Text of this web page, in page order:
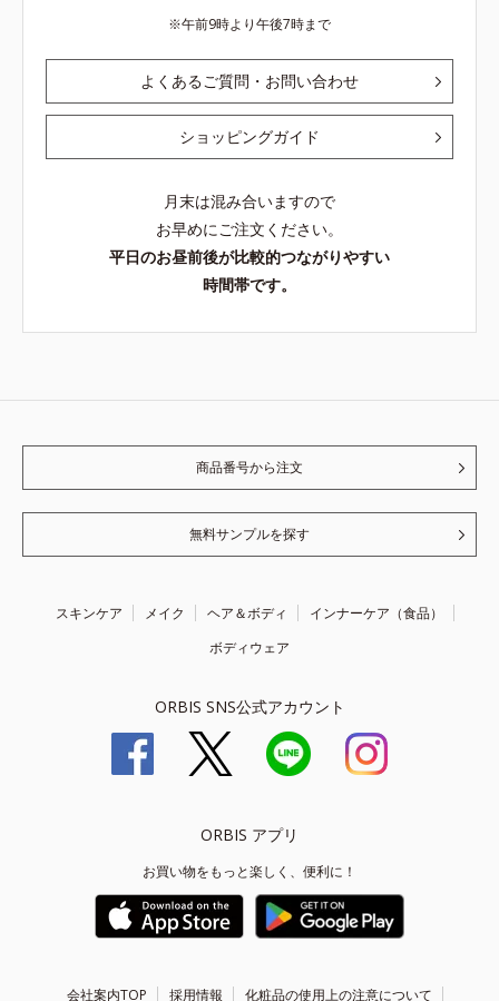
午前9時より午後7時まで
よくあるご質問・お問い合わせ
ショッピングガイド
月末は混み合いますので
お早めにご注文ください。
平日のお昼前後が比較的つながりやすい
時間帯です。
商品番号から注文
無料サンプルを探す
スキンケア メイク ヘア＆ボディ
インナーケア（食品）
ボディウェア
ORBIS SNS公式アカウント
ORBIS アプリ
お買い物をもっと楽しく、便利に！
会社案内TOP 採用情報 化粧品の使用上の注意について